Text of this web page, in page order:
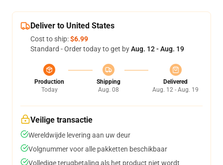
Deliver to United States
Cost to ship:$6.99
Standard - Order today to get byAug. 12 - Aug. 19
Production
Today
Shipping
Aug. 08
Delivered
Aug. 12 - Aug. 19
Veilige transactie
Wereldwijde levering aan uw deur
Volgnummer voor alle pakketten beschikbaar
Volledige terugbetaling als het product niet wordt